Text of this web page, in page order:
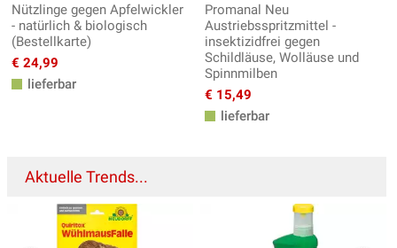
Nützlinge gegen Apfelwickler
- natürlich & biologisch
(Bestellkarte)
€ 24,99
lieferbar
Promanal Neu
Austriebsspritzmittel -
insektizidfrei gegen
Schildläuse, Wolläuse und
Spinnmilben
€ 15,49
lieferbar
Aktuelle Trends...